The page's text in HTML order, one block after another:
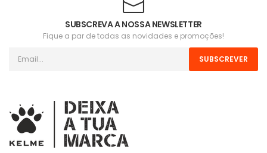
SUBSCREVA A NOSSA NEWSLETTER
Fique a par de todas as novidades e promoções!
SUBSCREVER